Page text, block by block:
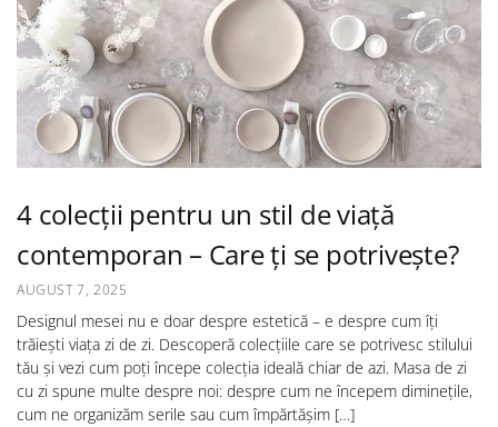
4 colecții pentru un stil de viață
contemporan – Care ți se potrivește?
AUGUST 7, 2025
Designul mesei nu e doar despre estetică – e despre cum îți
trăiești viața zi de zi. Descoperă colecțiile care se potrivesc stilului
tău și vezi cum poți începe colecția ideală chiar de azi. Masa de zi
cu zi spune multe despre noi: despre cum ne începem diminețile,
cum ne organizăm serile sau cum împărtășim […]